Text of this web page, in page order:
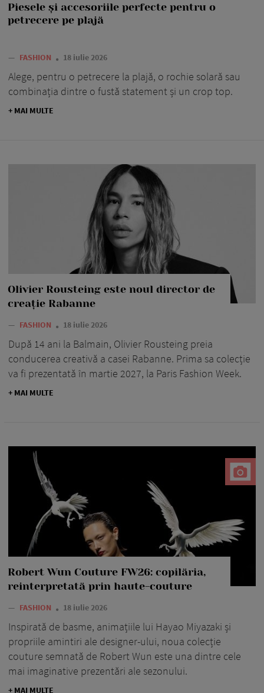
Piesele și accesoriile perfecte pentru o
petrecere pe plajă
— FASHION 18 iulie 2026
Alege, pentru o petrecere la plajă, o rochie solară sau
combinația dintre o fustă statement și un crop top.
+ MAI MULTE
Olivier Rousteing este noul director de
creație Rabanne
— FASHION 18 iulie 2026
După 14 ani la Balmain, Olivier Rousteing preia
conducerea creativă a casei Rabanne. Prima sa colecție
va fi prezentată în martie 2027, la Paris Fashion Week.
+ MAI MULTE
Robert Wun Couture FW26: copilăria,
reinterpretată prin haute-couture
— FASHION 18 iulie 2026
Inspirată de basme, animațiile lui Hayao Miyazaki și
propriile amintiri ale designer-ului, noua colecție
couture semnată de Robert Wun este una dintre cele
mai imaginative prezentări ale sezonului.
+ MAI MULTE